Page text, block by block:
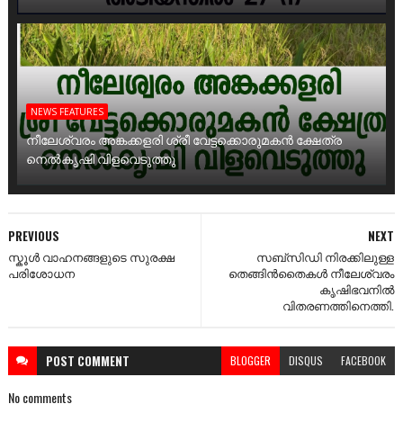
NEWS FEATURES
നീലേശ്വരം അങ്കക്കളരി ശ്രീ വേട്ടക്കൊരുമകൻ ക്ഷേത്ര
നെൽകൃഷി വിളവെടുത്തു
NEXT
സബ്സിഡി നിരക്കിലുള്ള
തെങ്ങിൻതൈകൾ നീലേശ്വരം
കൃഷിഭവനിൽ
വിതരണത്തിനെത്തി.
PREVIOUS
സ്കൂൾ വാഹനങ്ങളുടെ സുരക്ഷ
പരിശോധന
POST COMMENT BLOGGER DISQUS FACEBOOK
No comments